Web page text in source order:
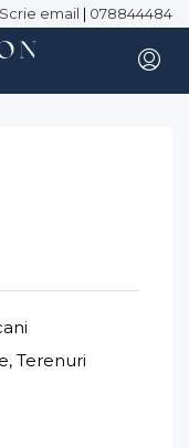
Scrie email | 078844484
Terenuri